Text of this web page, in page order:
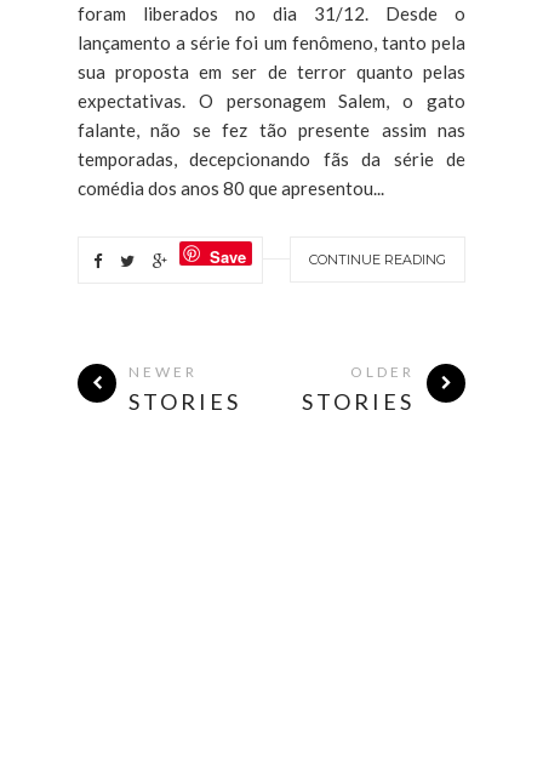
foram liberados no dia 31/12. Desde o
lançamento a série foi um fenômeno, tanto pela
sua proposta em ser de terror quanto pelas
expectativas. O personagem Salem, o gato
falante, não se fez tão presente assim nas
temporadas, decepcionando fãs da série de
comédia dos anos 80 que apresentou...
CONTINUE READING
Save
NEWER
STORIES
OLDER
STORIES